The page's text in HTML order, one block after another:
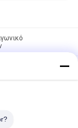
κλουβιών
εμπόδιο MZP-